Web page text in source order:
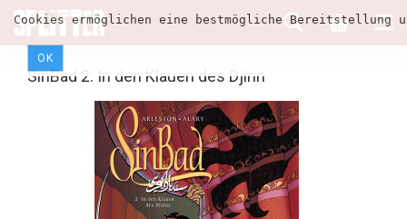
Cookies ermöglichen eine bestmögliche
OK
SinBad 2: In den Klauen des Djinn